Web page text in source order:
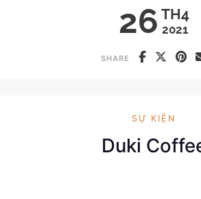
26 TH4
2021
SHARE
SỰ KIỆN
Duki